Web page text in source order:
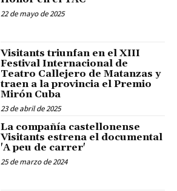
22 de mayo de 2025
Visitants triunfan en el XIII
Festival Internacional de
Teatro Callejero de Matanzas y
traen a la provincia el Premio
Mirón Cuba
23 de abril de 2025
La compañía castellonense
Visitants estrena el documental
'A peu de carrer'
25 de marzo de 2024